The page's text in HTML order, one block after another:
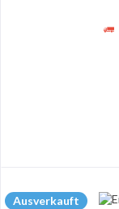
Ausverkauft